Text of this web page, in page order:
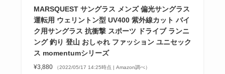
MARSQUEST サングラス メンズ 偏光サングラス
運転用 ウェリントン型 UV400 紫外線カット バイ
ク用サングラス 抗衝撃 スポーツ ドライブ ランニ
ング 釣り 登山 おしゃれ ファッション ユニセック
ス momentumシリーズ
¥3,880 （2022/05/17 14:25時点 | Amazon調べ）